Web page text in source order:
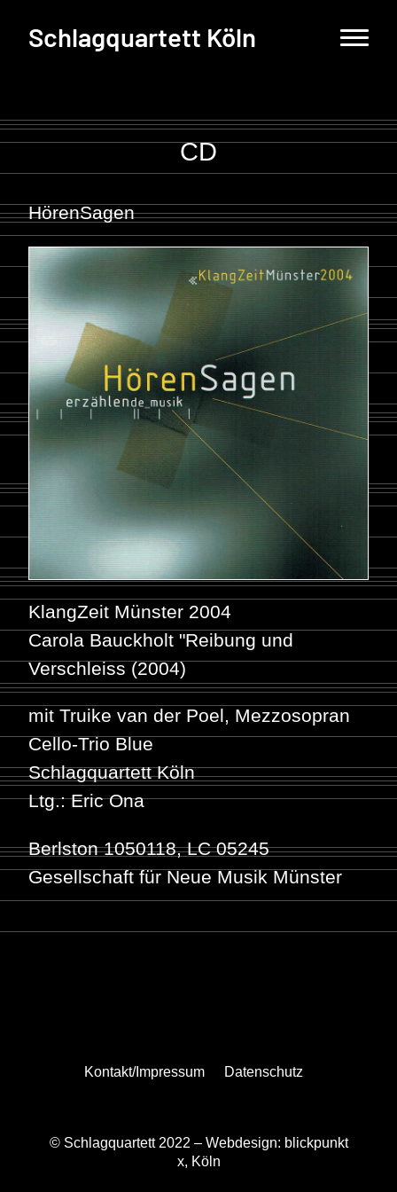
Schlagquartett Köln
CD
HörenSagen
KlangZeit Münster 2004
Carola Bauckholt "Reibung und
Verschleiss (2004)
mit Truike van der Poel, Mezzosopran
Cello-Trio Blue
Schlagquartett Köln
Ltg.: Eric Ona
Berlston 1050118, LC 05245
Gesellschaft für Neue Musik Münster
Kontakt/Impressum Datenschutz
© Schlagquartett 2022 – Webdesign: blickpunkt
x, Köln